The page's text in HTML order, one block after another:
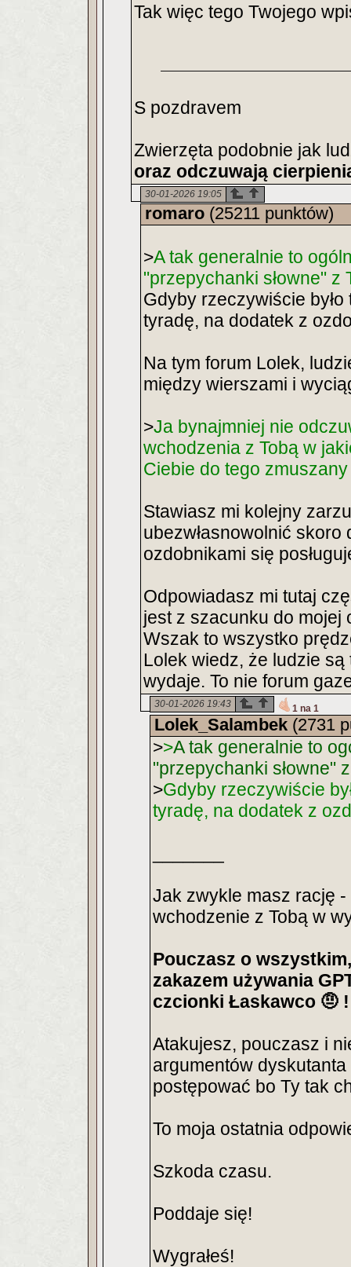
Tak więc tego Twojego
S pozdravem
Zwierzęta podobnie jak
oraz odczuwają
30-01-2026 19:05
romaro (25211 punktów)
>A tak generalnie to
"przepychanki słowne" z
Gdyby rzeczywiście
tyradę, na dodatek z
Na tym forum Lolek,
między wierszami i
>Ja bynajmniej nie
wchodzenia z Tobą w
Ciebie do tego
Stawiasz mi kolejny
ubezwłasnowolnić
ozdobnikami się
Odpowiadasz mi tutaj
jest z szacunku do mojej
Wszak to wszystko
Lolek wiedz, że ludzie
wydaje. To nie forum
30-01-2026 19:43 1 na 1
Lolek_Salambek (2731
>>A tak generalnie to
"przepychanki słowne"
>Gdyby rzeczywiście
tyradę, na dodatek z
Jak zwykle masz rację
wchodzenie z Tobą w
Pouczasz o
zakazem używania
czcionki Łaskawco 🤨 !
Atakujesz, pouczasz i
argumentów
postępować bo Ty tak
To moja ostatnia
Szkoda czasu.
Poddaje się!
Wygrałeś!